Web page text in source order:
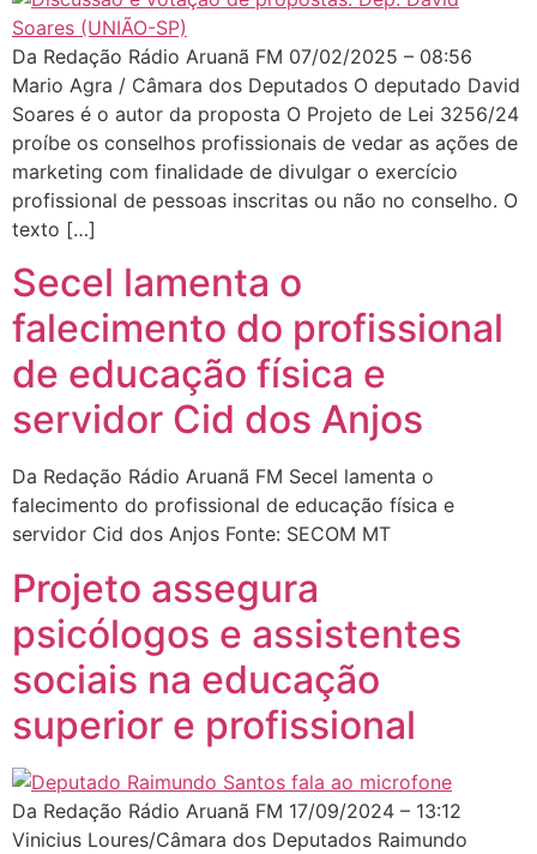
Da Redação Rádio Aruanã FM 07/02/2025 – 08:56
Mario Agra / Câmara dos Deputados O deputado David
Soares é o autor da proposta O Projeto de Lei 3256/24
proíbe os conselhos profissionais de vedar as ações de
marketing com finalidade de divulgar o exercício
profissional de pessoas inscritas ou não no conselho. O
texto […]
Secel lamenta o
falecimento do profissional
de educação física e
servidor Cid dos Anjos
Da Redação Rádio Aruanã FM Secel lamenta o
falecimento do profissional de educação física e
servidor Cid dos Anjos Fonte: SECOM MT
Projeto assegura
psicólogos e assistentes
sociais na educação
superior e profissional
Da Redação Rádio Aruanã FM 17/09/2024 – 13:12
Vinicius Loures/Câmara dos Deputados Raimundo